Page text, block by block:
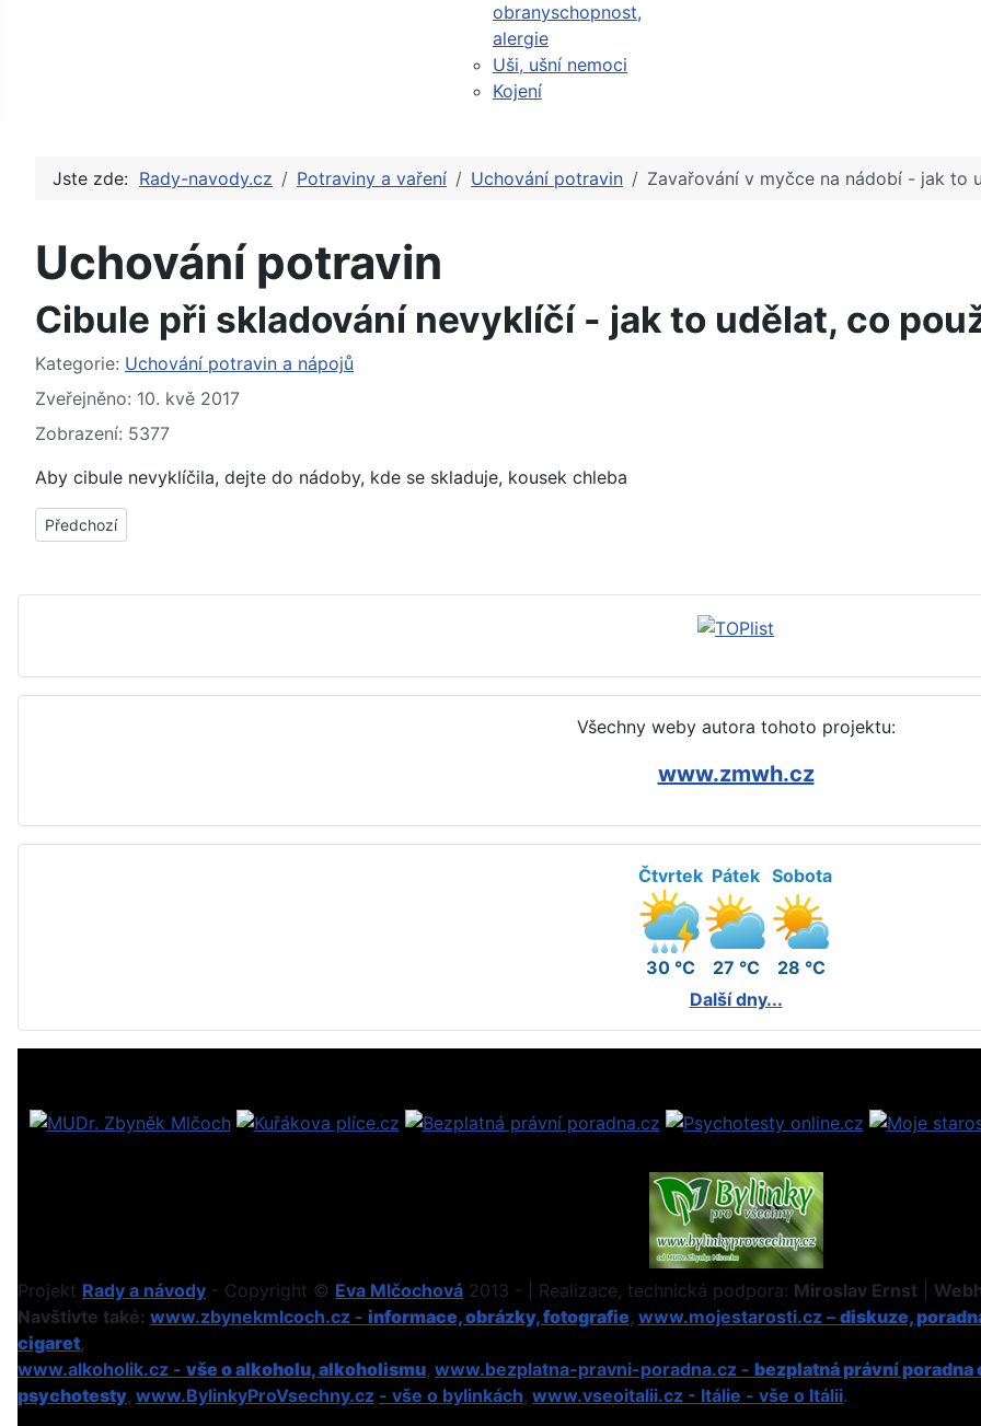
obranyschopnost,
alergie
Uši, ušní nemoci
Kojení
Jste zde: Rady-navody.cz Potraviny a vaření Uchování potravin Zavařování v myčce na nádobí - jak to
Uchování potravin
Cibule při skladování nevyklíčí - jak to udělat, co
Základní údaje
Kategorie: Uchování potravin a nápojů
Zveřejněno: 10. kvě 2017
Zobrazení: 5377
Aby cibule nevyklíčila, dejte do nádoby, kde se skladuje, kousek chleba
Předchozí článek: Odmrazování mrazáku, mrazničky - jak udržet potraviny zmrazené (noviny, peřiny)
Předchozí
Všechny weby autora tohoto projektu:
www.zmwh.cz
Čtvrtek
30 °C
Pátek
27 °C
Sobota
28 °C
Další dny...
Projekt Rady a návody - Copyright © Eva Mlčochová 2013 - | Realizace, technická podpora: Miroslav Ernst
Navštivte také: www.zbynekmlcoch.cz - informace, obrázky, fotografie, www.mojestarosti.cz – diskuze,
cigaret,
www.alkoholik.cz - vše o alkoholu, alkoholismu, www.bezplatna-pravni-poradna.cz - bezplatná právní poradna
psychotesty, www.BylinkyProVsechny.cz - vše o bylinkách, www.vseoitalii.cz - Itálie - vše o Itálii.